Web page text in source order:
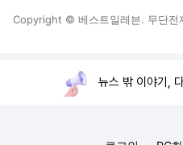
Copyright © 베스트일레븐. 무단전
뉴스 밖 이야기,